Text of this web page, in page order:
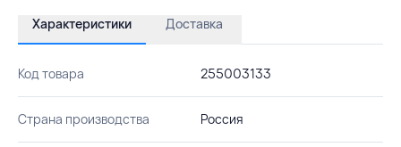
Характеристики Доставка
Код товара 255003133
Страна производства Россия